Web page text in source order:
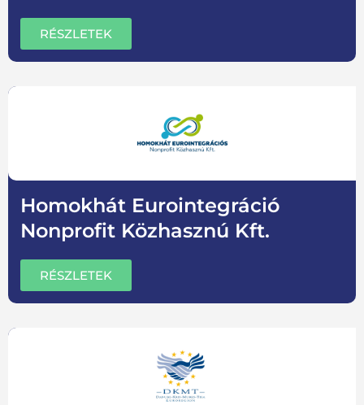
RÉSZLETEK
Homokhát Eurointegráció
Nonprofit Közhasznú Kft.
RÉSZLETEK